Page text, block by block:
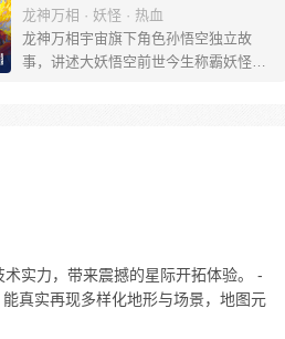
龙神万相 · 妖怪 · 热血
龙神万相宇宙旗下角色孙悟空独立故
事，讲述大妖悟空前世今生称霸妖怪大
实力，带来震撼的星际开拓体验。 -
真实再现多样化地形与场景，地图元